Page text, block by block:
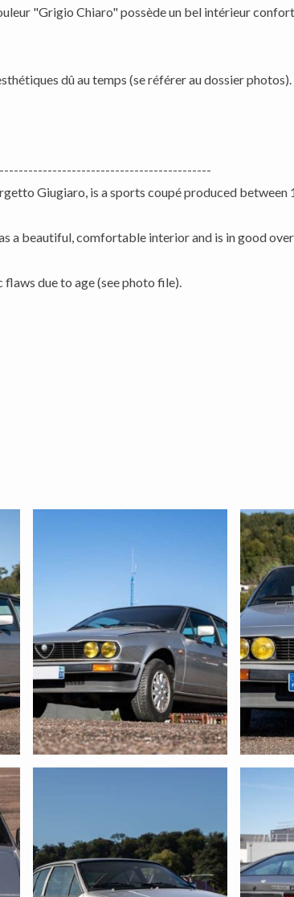
"Grigio Chiaro" possède un bel intérieur
dû au temps (se référer au dossier photos).
Giugiaro, is a sports coupé produced between
a beautiful, comfortable interior and is in good
due to age (see photo file).